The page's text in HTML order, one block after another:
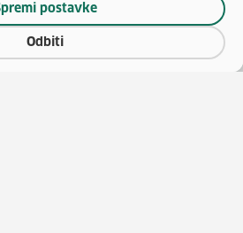
Odbiti
postavke